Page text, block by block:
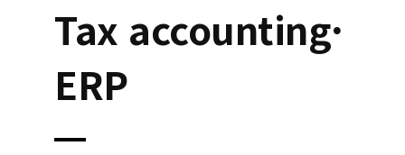
Tax accounting·
ERP